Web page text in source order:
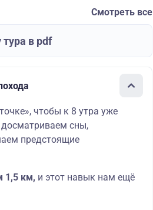
Смотреть все
в pdf
чтобы к 8 утра уже
сны,
предстоящие
1,5 км, и этот навык нам ещё